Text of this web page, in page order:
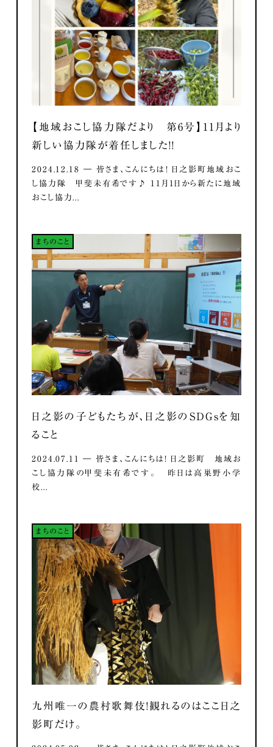
【地域おこし協力隊だより 第6号】11月より
新しい協力隊が着任しました！！
2024.12.18 ― 皆さま、こんにちは！ 日之影町地域おこ
し協力隊 甲斐未有希です♪ 11月1日から新たに地域
おこし協力...
まちのこと
日之影の子どもたちが、日之影のSDGsを知
ること
2024.07.11 ― 皆さま、こんにちは！ 日之影町 地域お
こし協力隊の甲斐未有希です。 昨日は高巣野小学
校...
まちのこと
九州唯一の農村歌舞伎！観れるのはここ日之
影町だけ。